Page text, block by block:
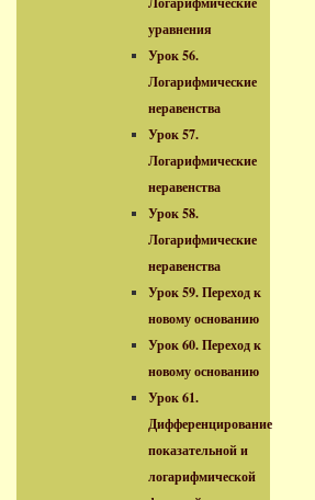
уравнения
Урок 56.
Логарифмические
неравенства
Урок 57.
Логарифмические
неравенства
Урок 58.
Логарифмические
неравенства
Урок 59. Переход к
новому основанию
Урок 60. Переход к
новому основанию
Урок 61.
Дифференцирование
показательной и
логарифмической